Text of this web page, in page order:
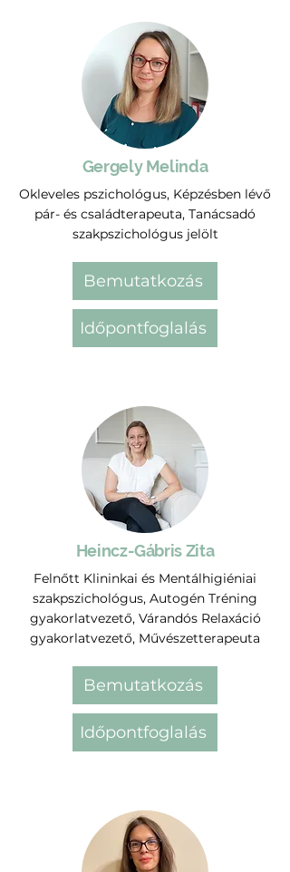
Gergely Melinda
Okleveles pszichológus, Képzésben lévő
pár- és családterapeuta, Tanácsadó
szakpszichológus jelölt
Bemutatkozás
Időpontfoglalás
Heincz-Gábris Zita
Felnőtt Klininkai és Mentálhigiéniai
szakpszichológus, Autogén Tréning
gyakorlatvezető, Várandós Relaxáció
gyakorlatvezető, Művészetterapeuta
Bemutatkozás
Időpontfoglalás